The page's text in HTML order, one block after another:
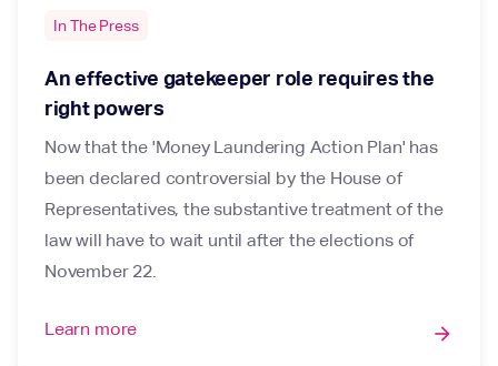
In The Press
An effective gatekeeper role requires the
right powers
Now that the 'Money Laundering Action Plan' has
been declared controversial by the House of
Representatives, the substantive treatment of the
law will have to wait until after the elections of
November 22.
Learn more arrow_forward